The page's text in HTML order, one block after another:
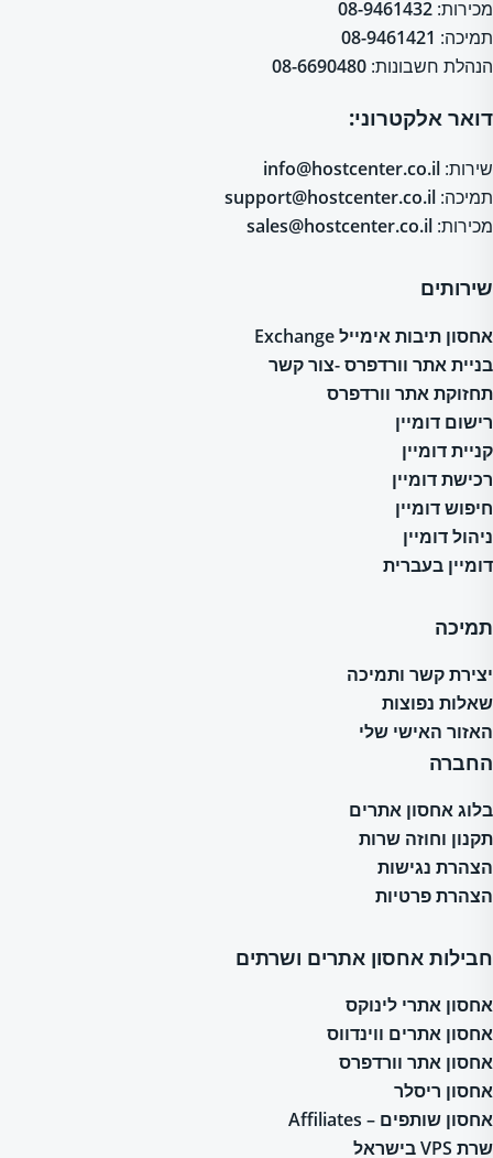
מכירות: 08-9461432
תמיכה: 08-9461421
הנהלת חשבונות: 08-6690480
דואר אלקטרוני:
שירות: info@hostcenter.co.il
תמיכה: support@hostcenter.co.il
מכירות: sales@hostcenter.co.il
שירותים
אחסון תיבות אימייל Exchange
בניית אתר וורדפרס -צור קשר
תחזוקת אתר וורדפרס
רישום דומיין
קניית דומיין
רכישת דומיין
חיפוש דומיין
ניהול דומיין
דומיין בעברית
תמיכה
יצירת קשר ותמיכה
שאלות נפוצות
האזור האישי שלי
החברה
בלוג אחסון אתרים
תקנון וחוזה שרות
הצהרת נגישות
הצהרת פרטיות
חבילות אחסון אתרים ושרתים
אחסון אתרי לינוקס
אחסון אתרים ווינדווס
אחסון אתר וורדפרס
אחסון ריסלר
אחסון שותפים – Affiliates
שרת VPS בישראל